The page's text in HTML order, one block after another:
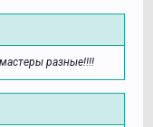
разные!!!!